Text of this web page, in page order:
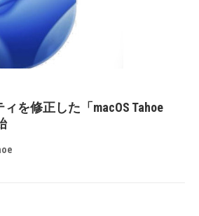
を修正した「macOS Tahoe